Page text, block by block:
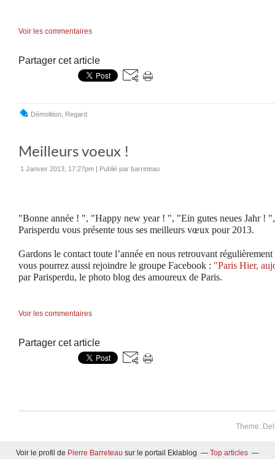
Voir les commentaires
Partager cet article
Démolition Regard
Meilleurs voeux !
1 Janvier 2013, 17:27pm Publié par barreteau
"Bonne année ! ", "Happy new year ! ", "Ein gutes neues Jahr
Parisperdu vous présente tous ses meilleurs vœux pour 2013.
Gardons le contact toute l’année en nous retrouvant
vous pourrez aussi rejoindre le groupe Facebook : "Paris Hier,
par Parisperdu, le photo blog des amoureux de Paris.
Voir les commentaires
Partager cet article
Theme:
Voir le profil de Pierre Barreteau sur le portail Eklablog
Top articles